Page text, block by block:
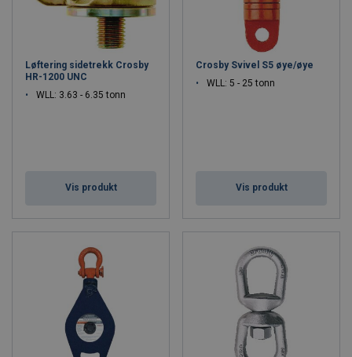
Løftering sidetrekk Crosby
HR-1200 UNC
WLL: 3.63 - 6.35 tonn
Vis produkt
Crosby Svivel S5 øye/øye
WLL: 5 - 25 tonn
Vis produkt